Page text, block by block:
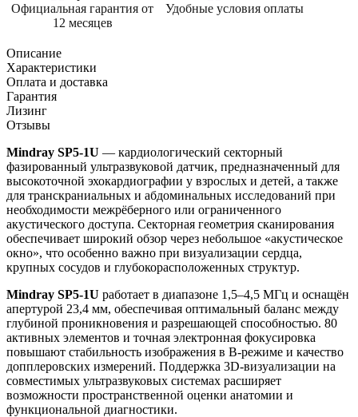
Официальная гарантия от
12 месяцев
Удобные условия оплаты
Описание
Характеристики
Оплата и доставка
Гарантия
Лизинг
Отзывы
Mindray SP5-1U — кардиологический секторный
фазированный ультразвуковой датчик, предназначенный для
высокоточной эхокардиографии у взрослых и детей, а также
для транскраниальных и абдоминальных исследований при
необходимости межрёберного или ограниченного
акустического доступа. Секторная геометрия сканирования
обеспечивает широкий обзор через небольшое «акустическое
окно», что особенно важно при визуализации сердца,
крупных сосудов и глубокорасположенных структур.
Mindray SP5-1U работает в диапазоне 1,5–4,5 МГц и оснащён
апертурой 23,4 мм, обеспечивая оптимальный баланс между
глубиной проникновения и разрешающей способностью. 80
активных элементов и точная электронная фокусировка
повышают стабильность изображения в B-режиме и качество
допплеровских измерений. Поддержка 3D-визуализации на
совместимых ультразвуковых системах расширяет
возможности пространственной оценки анатомии и
функциональной диагностики.